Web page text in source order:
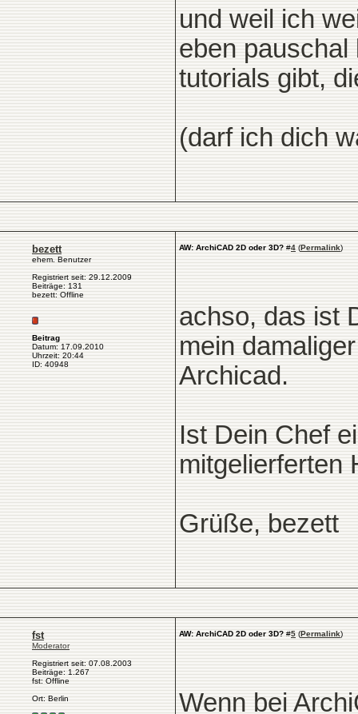
und weil ich
eben
tutorials gibt,
(darf ich dich
bezett
ehem. Benutzer
Registriert seit: 29.12.2009
Beiträge: 131
bezett: Offline
Beitrag
Datum: 17.09.2010
Uhrzeit: 20:44
ID: 40948
AW: ArchiCAD 2D oder 3D? #4 (Permalink)
achso, das ist
mein
Archicad.
Ist Dein Chef
mitgelierferten
Grüße, bezett
fst
Moderator
Registriert seit: 07.08.2003
Beiträge: 1.267
fst: Offline
Ort: Berlin
AW: ArchiCAD 2D oder 3D? #5 (Permalink)
Wenn bei